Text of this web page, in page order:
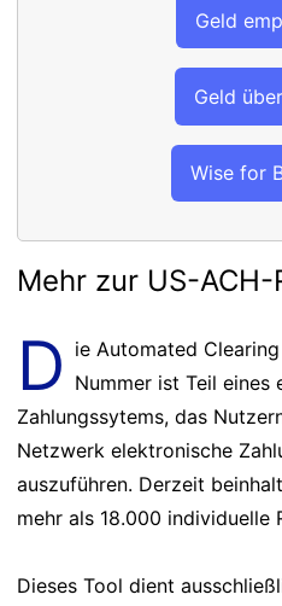
Geld
Geld
Wise for
Mehr zur US-
D ie Automated
Nummer ist Teil eines
Zahlungssytems, das
Netzwerk elektronische
auszuführen. Derzeit
mehr als 18.000 individuelle
Dieses Tool dient